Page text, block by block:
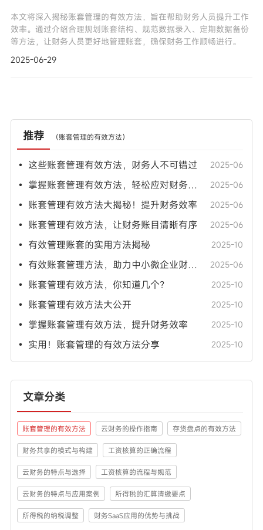
本文将深入揭秘账套管理的有效方法，旨在帮助财务人员提升工作
效率。通过介绍合理规划账套结构、规范数据录入、定期数据备份
等方法，让财务人员更好地管理账套，确保财务工作顺畅进行。
2025-06-29
推荐 （账套管理的有效方法）
• 这些账套管理有效方法，财务人不可错过 2025-06
• 掌握账套管理有效方法，轻松应对财务工作 2025-06
• 账套管理有效方法大揭秘！提升财务效率 2025-06
• 账套管理有效方法，让财务账目清晰有序 2025-06
• 有效管理账套的实用方法揭秘 2025-10
• 有效账套管理方法，助力中小微企业财务升级 2025-06
• 账套管理有效方法，你知道几个？ 2025-10
• 账套管理有效方法大公开 2025-10
• 掌握账套管理有效方法，提升财务效率 2025-10
• 实用！账套管理的有效方法分享 2025-10
文章分类
账套管理的有效方法 云财务的操作指南 存货盘点的有效方法
财务共享的模式与构建 工资核算的正确流程
云财务的特点与选择 工资核算的流程与规范
云财务的特点与应用案例 所得税的汇算清缴要点
所得税的纳税调整 财务SaaS应用的优势与挑战